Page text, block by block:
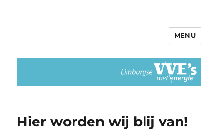
Limburgse VvEs met Energie
MENU
Hier worden wij blij van!